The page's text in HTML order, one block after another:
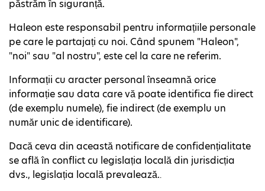
păstrăm în siguranță.
Haleon este responsabil pentru informațiile personale
pe care le partajați cu noi. Când spunem "Haleon",
"noi" sau "al nostru", este cel la care ne referim.
Informații cu aracter personal înseamnă orice
informație sau data care vă poate identifica fie direct
(de exemplu numele), fie indirect (de exemplu un
număr unic de identificare).
Dacă ceva din această notificare de confidențialitate
se află în conflict cu legislația locală din jurisdicția
dvs., legislația locală prevalează..